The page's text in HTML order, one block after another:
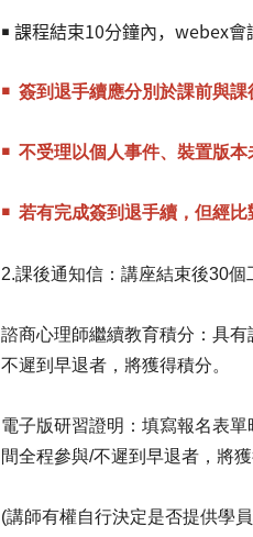
￭ 課程結束10分鐘內，webex會
￭ 簽到退手續應分別於課前與課
￭ 不受理以個人事件、裝置版
￭ 若有完成簽到退手續，但經比
2.課後通知信：講座結束後30
諮商心理師繼續教育積分：具
不遲到早退者，將獲得積分。
電子版研習證明：填寫報名表
間全程參與/不遲到早退者，將獲
(講師有權自行決定是否提供學